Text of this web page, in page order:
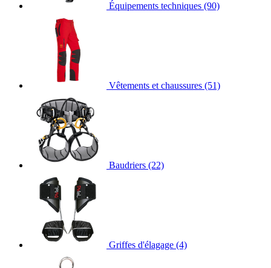
Équipements techniques (90)
Vêtements et chaussures (51)
Baudriers (22)
Griffes d'élagage (4)